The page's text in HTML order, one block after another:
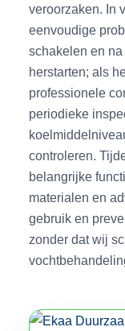
veroorzaken. In
eenvoudige
schakelen en
herstarten; als
professionele
periodieke
controleren.
belangrijke
materialen en
gebruik en
zonder dat wij